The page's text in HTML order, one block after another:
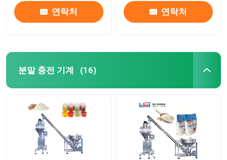
연락처 연락처
분말 충전 기계 (16)